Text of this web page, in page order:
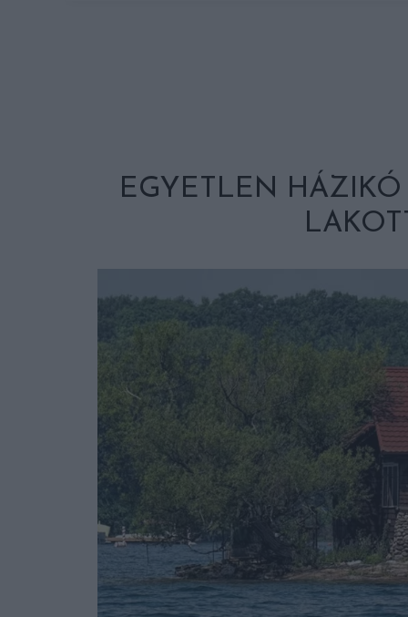
EGYETLEN